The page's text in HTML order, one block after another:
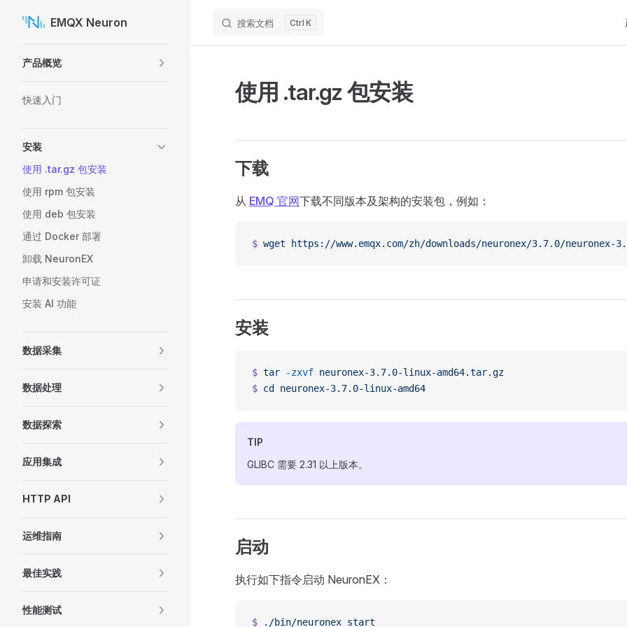
Skip to contentEMQX Neuron 搜索文档 K
产品概览
快速入门
安装
使用 .tar.gz 包安装
使用 rpm 包安装
使用 deb 包安装
通过 Docker 部署
卸载 NeuronEX
申请和安装许可证
安装 AI 功能
数据采集
数据处理
数据探索
应用集成
HTTP API
运维指南
最佳实践
性能测试
使用 .tar.gz 包安装
下载
从 EMQ 官网下载不同版本及架构的安装包，例如：
$ wget https://www.emqx.com/zh/downloads/neuronex/3.7.0/neuronex-
安装
$ tar -zxvf neuronex-3.7.0-linux-amd64.tar.gz
$ cd neuronex-3.7.0-linux-amd64
TIP
GLIBC 需要 2.31 以上版本。
启动
执行如下指令启动 NeuronEX：
$ ./bin/neuronex start